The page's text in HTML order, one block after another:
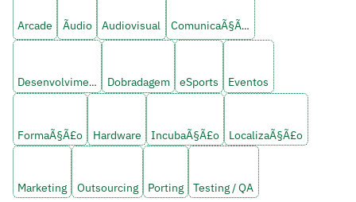
Arcade Ãudio Audiovisual ComunicaÃ§Ã£o
Desenvolvimento Dobradagem eSports Eventos
FormaÃ§Ã£o Hardware IncubaÃ§Ã£o LocalizaÃ§Ã£o
Marketing Outsourcing Porting Testing / QA